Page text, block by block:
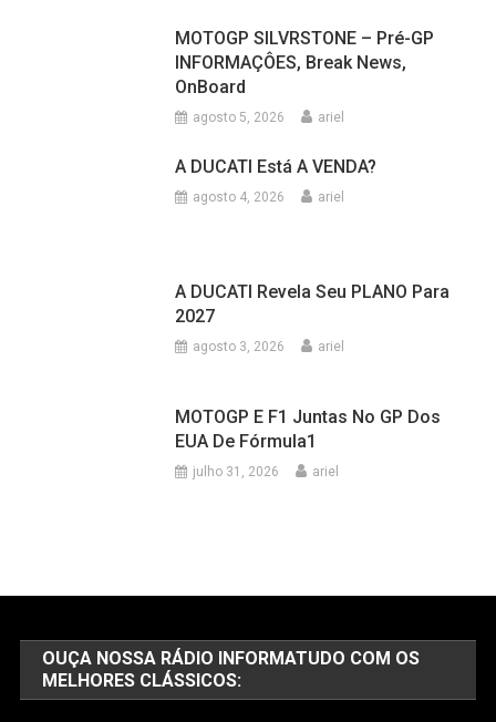
MOTOGP SILVRSTONE – Pré-GP
INFORMAÇÔES, Break News,
OnBoard
agosto 5, 2026 ariel
A DUCATI Está A VENDA?
agosto 4, 2026 ariel
A DUCATI Revela Seu PLANO Para
2027
agosto 3, 2026 ariel
MOTOGP E F1 Juntas No GP Dos
EUA De Fórmula1
julho 31, 2026 ariel
OUÇA NOSSA RÁDIO INFORMATUDO COM OS
MELHORES CLÁSSICOS: